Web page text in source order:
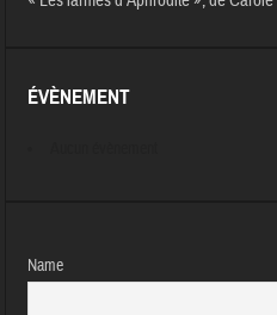
ÉVÈNEMENT
Name